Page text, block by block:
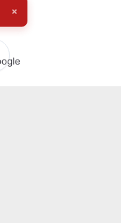
×